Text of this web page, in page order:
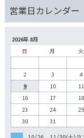
2026年 8月
日
月 火
2
3 4
9
10 11
16
17 18
23
24 25
30
31